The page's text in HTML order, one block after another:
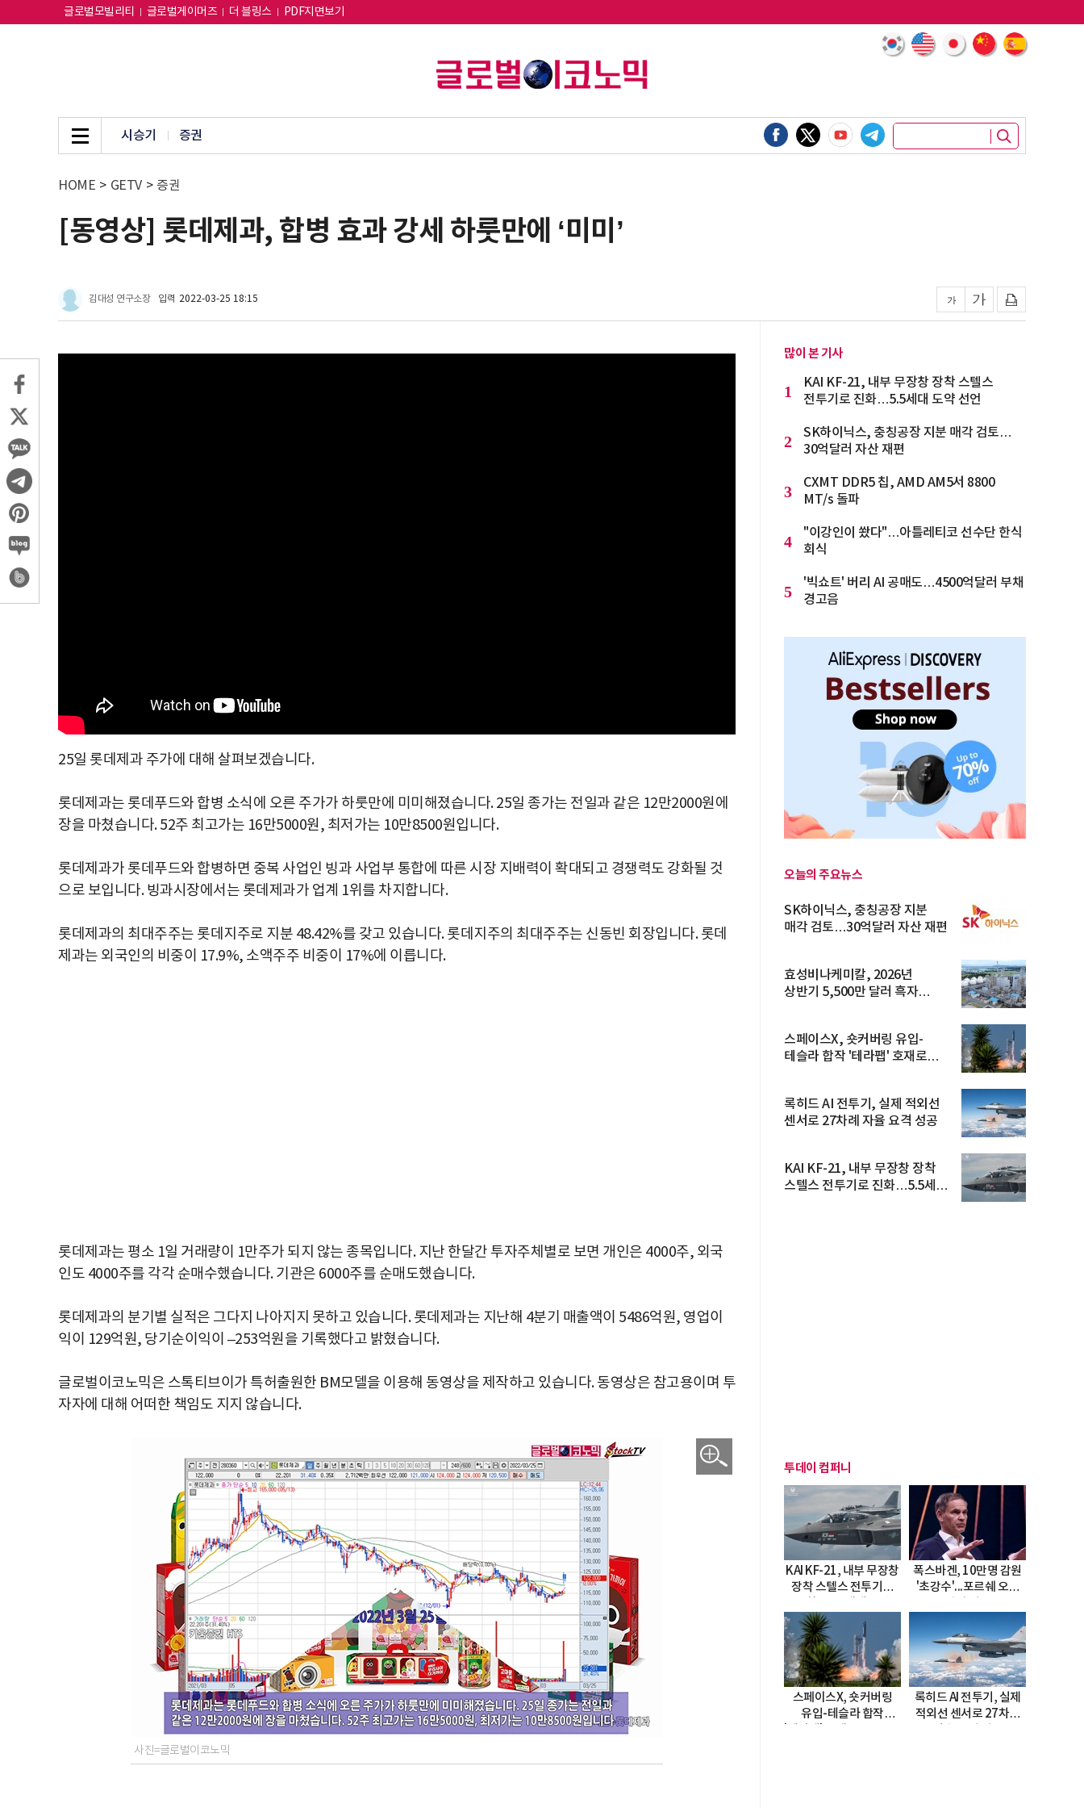
글로벌모빌리티 글로벌게이머즈 더 블링스 PDF지면보기
시승기 증권
HOME > GETV > 증권
[동영상] 롯데제과, 합병 효과 강세 하룻만에 ‘미미’
김대성 연구소장 입력 2022-03-25 18:15
25일 롯데제과 주가에 대해 살펴보겠습니다.
롯데제과는 롯데푸드와 합병 소식에 오른 주가가 하룻만에 미미해졌습니다. 25일 종가는 전일과 같은 12만2000원에
장을 마쳤습니다. 52주 최고가는 16만5000원, 최저가는 10만8500원입니다.
롯데제과가 롯데푸드와 합병하면 중복 사업인 빙과 사업부 통합에 따른 시장 지배력이 확대되고 경쟁력도 강화될 것
으로 보입니다. 빙과시장에서는 롯데제과가 업계 1위를 차지합니다.
롯데제과의 최대주주는 롯데지주로 지분 48.42%를 갖고 있습니다. 롯데지주의 최대주주는 신동빈 회장입니다. 롯데
제과는 외국인의 비중이 17.9%, 소액주주 비중이 17%에 이릅니다.
롯데제과는 평소 1일 거래량이 1만주가 되지 않는 종목입니다. 지난 한달간 투자주체별로 보면 개인은 4000주, 외국
인도 4000주를 각각 순매수했습니다. 기관은 6000주를 순매도했습니다.
롯데제과의 분기별 실적은 그다지 나아지지 못하고 있습니다. 롯데제과는 지난해 4분기 매출액이 5486억원, 영업이
익이 129억원, 당기순이익이 –253억원을 기록했다고 밝혔습니다.
글로벌이코노믹은 스톡티브이가 특허출원한 BM모델을 이용해 동영상을 제작하고 있습니다. 동영상은 참고용이며 투
자자에 대해 어떠한 책임도 지지 않습니다.
사진=글로벌이코노믹
많이 본 기사
1
KAI KF-21, 내부 무장창 장착 스텔스
전투기로 진화…5.5세대 도약 선언
2
SK하이닉스, 충칭공장 지분 매각 검토…
30억달러 자산 재편
3
CXMT DDR5 칩, AMD AM5서 8800
MT/s 돌파
4
"이강인이 쐈다"…아틀레티코 선수단 한식
회식
5
'빅쇼트' 버리 AI 공매도…4500억달러 부채
경고음
오늘의 주요뉴스
SK하이닉스, 충칭공장 지분
매각 검토…30억달러 자산 재편
효성비나케미칼, 2026년
상반기 5,500만 달러 흑자
스페이스X, 숏커버링 유입-
테슬라 합작 '테라팹' 호재로
록히드 AI 전투기, 실제 적외선
센서로 27차례 자율 요격 성공
KAI KF-21, 내부 무장창 장착
스텔스 전투기로 진화…5.5세대
투데이 컴퍼니
KAI KF-21, 내부 무장창
장착 스텔스 전투기로
폭스바겐, 10만명 감원
'초강수'...포르쉐 오너
스페이스X, 숏커버링
유입-테슬라 합작
록히드 AI 전투기, 실제
적외선 센서로 27차례